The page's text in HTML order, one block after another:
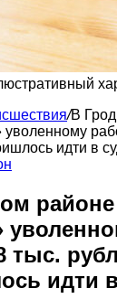
/В
идти в
тыс.
идти